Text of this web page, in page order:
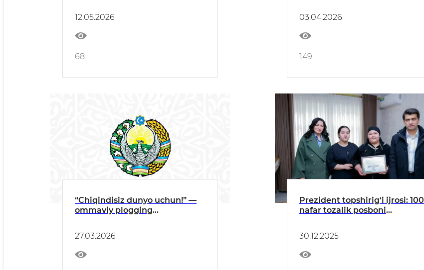
12.05.2026
68
03.04.2026
149
“Chiqindisiz dunyo uchun!” —
ommaviy plogging
27.03.2026
Prezident topshirig‘i ijrosi: 100
nafar tozalik posboni
30.12.2025